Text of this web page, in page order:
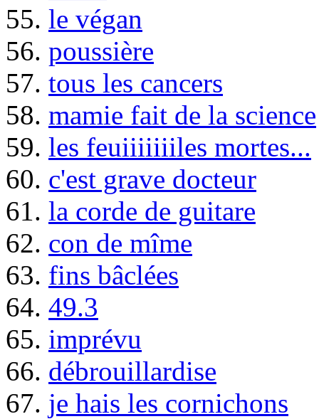
55. le végan
56. poussière
57. tous les cancers
58. mamie fait de la science
59. les feuiiiiiiiles mortes...
60. c'est grave docteur
61. la corde de guitare
62. con de mîme
63. fins bâclées
64. 49.3
65. imprévu
66. débrouillardise
67. je hais les cornichons